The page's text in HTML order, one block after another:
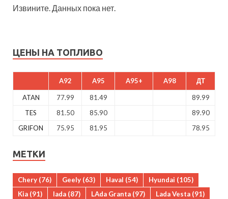
Извините. Данных пока нет.
ЦЕНЫ НА ТОПЛИВО
A92 A95 A95+ A98 ДТ
ATAN 77.99 81.49
89.99
TES
81.50 85.90
89.90
GRIFON
75.95 81.95 78.95
МЕТКИ
Chery (76) Geely (63) Haval (54) Hyundai (105)
Kia (91) lada (87) LAda Granta (97) Lada Vesta (91)